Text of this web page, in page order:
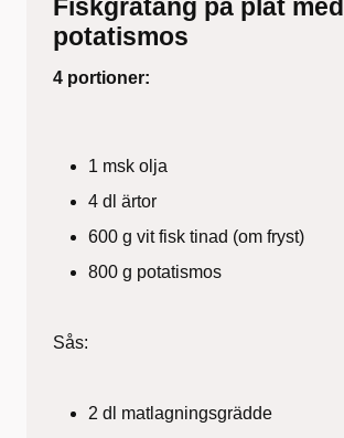
Fiskgratäng på plåt med
potatismos
4 portioner:
1 msk olja
4 dl ärtor
600 g vit fisk tinad (om fryst)
800 g potatismos
Sås:
2 dl matlagningsgrädde